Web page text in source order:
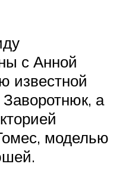
с Анной
известной
а
моделью